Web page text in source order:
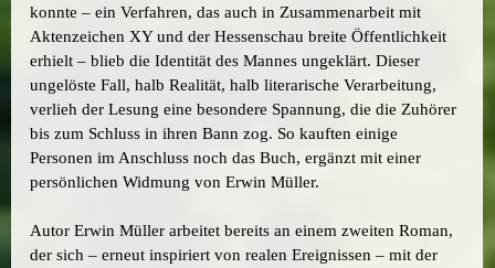
konnte – ein Verfahren, das auch in Zusammenarbeit mit
Aktenzeichen XY und der Hessenschau breite Öffentlichkeit
erhielt – blieb die Identität des Mannes ungeklärt. Dieser
ungelöste Fall, halb Realität, halb literarische Verarbeitung,
verlieh der Lesung eine besondere Spannung, die die Zuhörer
bis zum Schluss in ihren Bann zog. So kauften einige
Personen im Anschluss noch das Buch, ergänzt mit einer
persönlichen Widmung von Erwin Müller.
Autor Erwin Müller arbeitet bereits an einem zweiten Roman,
der sich – erneut inspiriert von realen Ereignissen – mit der